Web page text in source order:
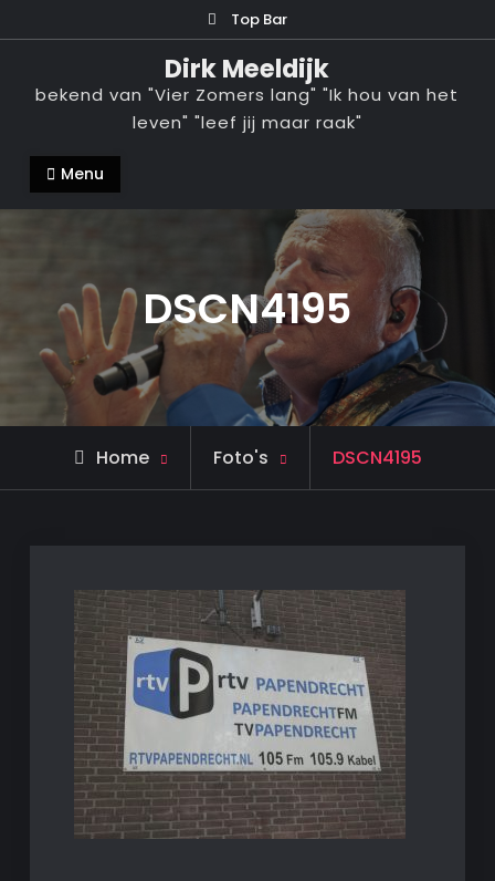
naar
inhoud
Top Bar
Dirk Meeldijk
bekend van "Vier Zomers lang" "Ik hou van het
leven" "leef jij maar raak"
Menu
DSCN4195
Home Foto's DSCN4195